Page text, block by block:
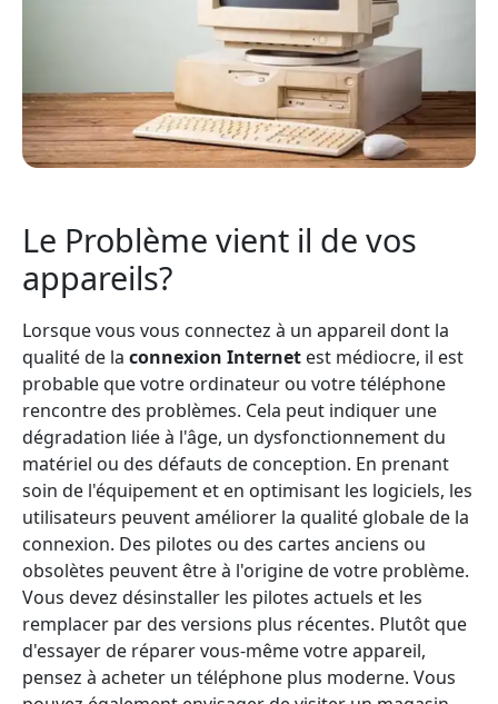
Le Problème vient il de vos
appareils?
Lorsque vous vous connectez à un appareil dont la
qualité de la connexion Internet est médiocre, il est
probable que votre ordinateur ou votre téléphone
rencontre des problèmes. Cela peut indiquer une
dégradation liée à l'âge, un dysfonctionnement du
matériel ou des défauts de conception. En prenant
soin de l'équipement et en optimisant les logiciels, les
utilisateurs peuvent améliorer la qualité globale de la
connexion. Des pilotes ou des cartes anciens ou
obsolètes peuvent être à l'origine de votre problème.
Vous devez désinstaller les pilotes actuels et les
remplacer par des versions plus récentes. Plutôt que
d'essayer de réparer vous-même votre appareil,
pensez à acheter un téléphone plus moderne. Vous